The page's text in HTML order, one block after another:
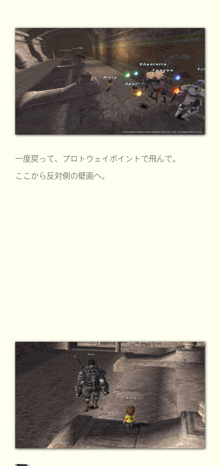
一度戻って、プロトウェイポイントで飛んで。
ここから反対側の壁画へ。